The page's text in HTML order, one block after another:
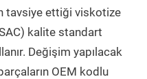
tavsiye ettiği viskotize
kalite standart
Değişim yapılacak
OEM kodlu